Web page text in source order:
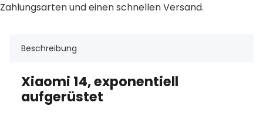
Zahlungsarten und einen schnellen Versand.
Beschreibung
Xiaomi 14, exponentiell
aufgerüstet